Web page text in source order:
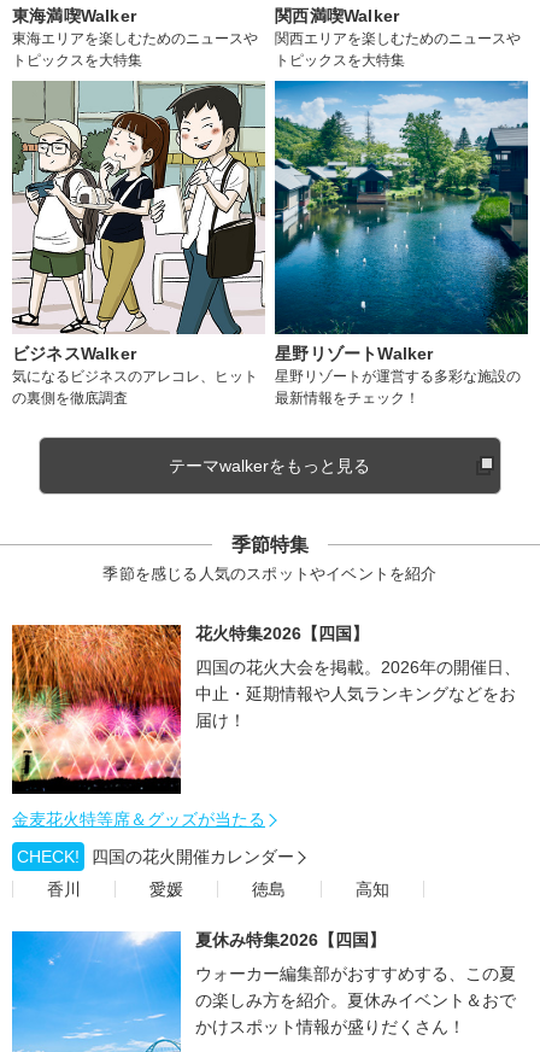
東海満喫Walker
東海エリアを楽しむためのニュースや
トピックスを大特集
関西満喫Walker
関西エリアを楽しむためのニュースや
トピックスを大特集
ビジネスWalker
気になるビジネスのアレコレ、ヒット
の裏側を徹底調査
星野リゾートWalker
星野リゾートが運営する多彩な施設の
最新情報をチェック！
テーマwalkerをもっと見る
季節特集
季節を感じる人気のスポットやイベントを紹介
花火特集2026【四国】
四国の花火大会を掲載。2026年の開催日、
中止・延期情報や人気ランキングなどをお
届け！
金麦花火特等席＆グッズが当たる
CHECK!
四国の花火開催カレンダー
香川
愛媛 徳島 高知
夏休み特集2026【四国】
ウォーカー編集部がおすすめする、この夏
の楽しみ方を紹介。夏休みイベント＆おで
かけスポット情報が盛りだくさん！